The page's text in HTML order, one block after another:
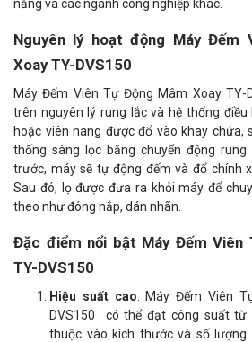
năng và các ngành công nghiệp khác.
Nguyên lý hoạt động Máy Đếm
Xoay TY-DVS150
Máy Đếm Viên Tự Động Mâm Xoay
trên nguyên lý rung lắc và hệ thống điều
hoặc viên nang được đổ vào khay chứa,
thống sàng lọc bằng chuyển động
trước, máy sẽ tự động đếm và đổ chính
Sau đó, lọ được đưa ra khỏi máy để
theo như đóng nắp, dán nhãn.
Đặc điểm nổi bật Máy Đếm Viên
TY-DVS150
Hiệu suất cao: Máy Đếm Viên
DVS150 có thể đạt công suất
thuộc vào kích thước và số lượng